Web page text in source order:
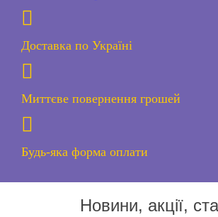
Доставка по Україні
Миттєве повернення грошей
Будь-яка форма оплати
Новини, акції,